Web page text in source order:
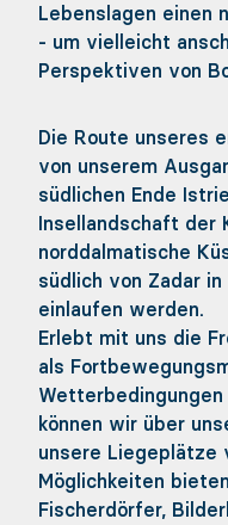
Lebenslagen einen
- um vielleicht
Perspektiven von
Die Route unseres
von unserem
südlichen Ende
Insellandschaft der
norddalmatische
südlich von Zadar
einlaufen werden.
Erlebt mit uns die
als
können wir über
unsere Liegeplätze
Möglichkeiten
Fischerdörfer,